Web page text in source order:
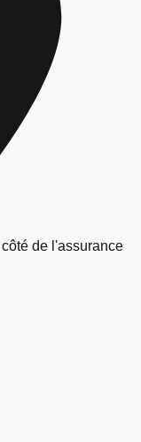
de l'assurance